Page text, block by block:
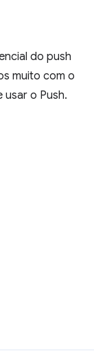
do push
muito com o
usar o Push.